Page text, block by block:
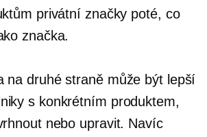
privátní značky poté, co
značka.
na druhé straně může být lepší
s konkrétním produktem,
nebo upravit. Navíc